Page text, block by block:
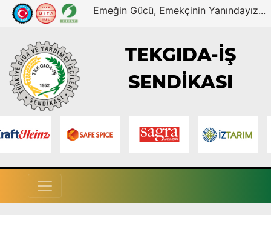
Emeğin Gücü, Emekçinin Yanındayız...
TEKGIDA-İŞ
SENDİKASI